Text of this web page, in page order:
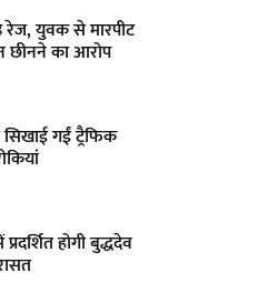
रेज, युवक से मारपीट
छीनने का आरोप
गईं ट्रैफिक
होगी बुद्धदेव